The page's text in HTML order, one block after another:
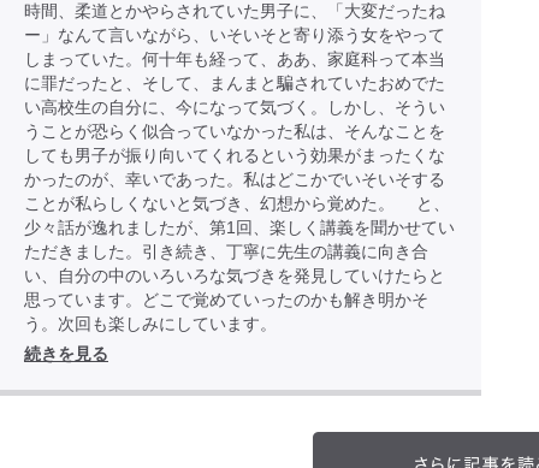
時間、柔道とかやらされていた男子に、「大変だったね
ー」なんて言いながら、いそいそと寄り添う女をやって
しまっていた。何十年も経って、ああ、家庭科って本当
に罪だったと、そして、まんまと騙されていたおめでた
い高校生の自分に、今になって気づく。しかし、そうい
うことが恐らく似合っていなかった私は、そんなことを
しても男子が振り向いてくれるという効果がまったくな
かったのが、幸いであった。私はどこかでいそいそする
ことが私らしくないと気づき、幻想から覚めた。 と、
少々話が逸れましたが、第1回、楽しく講義を聞かせてい
ただきました。引き続き、丁寧に先生の講義に向き合
い、自分の中のいろいろな気づきを発見していけたらと
思っています。どこで覚めていったのかも解き明かそ
う。次回も楽しみにしています。
続きを見る